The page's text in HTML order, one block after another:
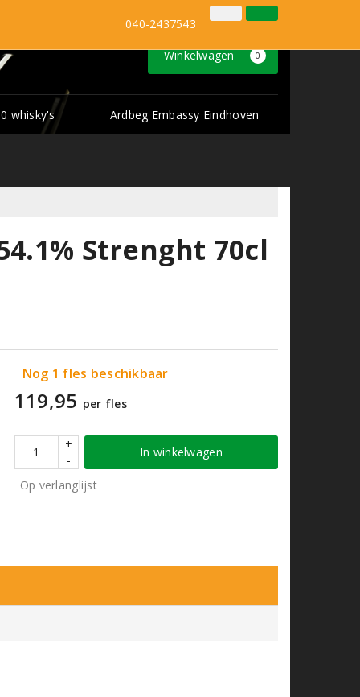
Inloggen Klantenservice
Winkelwagen 0
whisky's Ardbeg Embassy Eindhoven
040-2437543
Strenght 70cl
Nog 1 fles beschikbaar
119,95 per fles
+
-
In winkelwagen
Op verlanglijst